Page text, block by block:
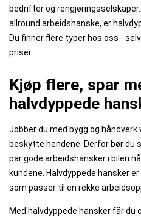
bedrifter og
allround arbeidshanske, er
Du finner flere typer hos oss -
priser.
Kjøp flere, spar
halvdyppede
Jobber du med bygg og
beskytte hendene. Derfor bør du
par gode arbeidshansker i bilen
kundene. Halvdyppede hansker
som passer til en rekke
Med halvdyppede hansker får du